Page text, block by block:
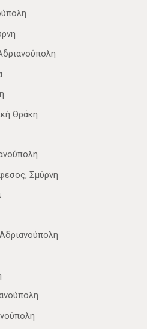
Θράκη
Σμύρνη